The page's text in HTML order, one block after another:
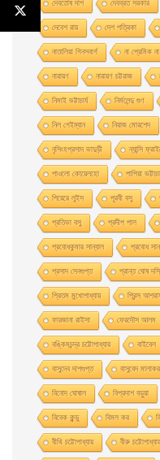
দেবতোষ দাশ দেবব্রত সরকার
দেবেশ রায় দেশ পত্রিকা
নাতালিয়া গিনসবার্গ না প্রেমিক
নারায়ণ নারায়ণ চট্টরাজ
নিমাই ভট্টাচার্য নির্মলেন্দু গুণ
নিল গেইম্যান নিয়াজ মোরশেদ
নৃসিংহপ্রসাদ ভাদুড়ী ন্যান্সি
পাওলাে কোয়েলহো পাপিয়া
পিয়েরে লুইস পূরবী বসু
প্রতিভা বসু প্রদীপ পাল
প্রবােধকুমার সান্যাল প্রবােধ
প্রসাদ সেনগুপ্ত প্রান্ত ঘোষ
প্রিতম মুখোপাধ্যায় প্রিন্স
ফারজানা রাইসা ফেরদৌস আলম
বঙ্কিমচন্দ্র চট্টোপাধ্যায় বাইবেল
বাসুদেব দাশগুপ্ত বাসুবেদ মালাকর
বিনোদ ঘোষাল বিপ্রদাশ বড়ুয়া
বিবেক কুন্ডু বিমল কর
বীথি চট্টোপাধ্যায় বীরু চট্টোপাধ্যায়